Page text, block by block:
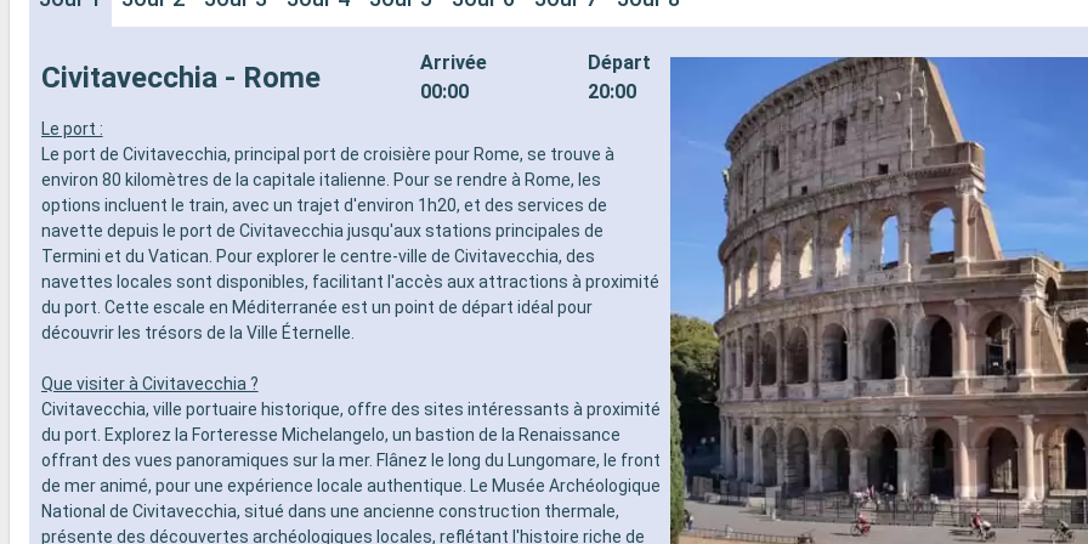
Civitavecchia - Rome
Arrivée
00:00
Départ
20:00
Le port :
Le port de Civitavecchia, principal port de croisière pour Rome, se trouve à
environ 80 kilomètres de la capitale italienne. Pour se rendre à Rome, les
options incluent le train, avec un trajet d'environ 1h20, et des services de
navette depuis le port de Civitavecchia jusqu'aux stations principales de
Termini et du Vatican. Pour explorer le centre-ville de Civitavecchia, des
navettes locales sont disponibles, facilitant l'accès aux attractions à proximité
du port. Cette escale en Méditerranée est un point de départ idéal pour
découvrir les trésors de la Ville Éternelle.
Que visiter à Civitavecchia ?
Civitavecchia, ville portuaire historique, offre des sites intéressants à proximité
du port. Explorez la Forteresse Michelangelo, un bastion de la Renaissance
offrant des vues panoramiques sur la mer. Flânez le long du Lungomare, le front
de mer animé, pour une expérience locale authentique. Le Musée Archéologique
National de Civitavecchia, situé dans une ancienne construction thermale,
présente des découvertes archéologiques locales, reflétant l'histoire riche de